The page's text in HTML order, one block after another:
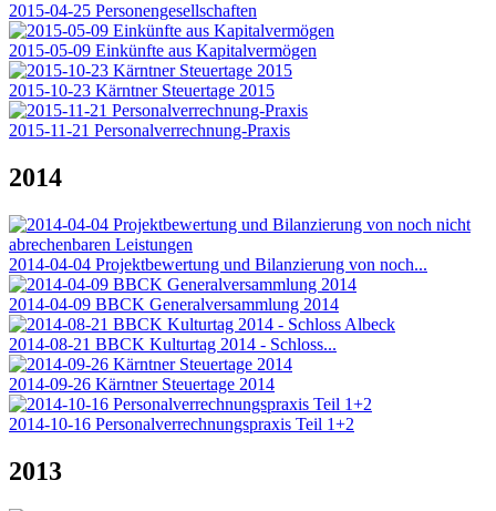
2015-04-25 Personengesellschaften
2015-05-09 Einkünfte aus Kapitalvermögen
2015-10-23 Kärntner Steuertage 2015
2015-11-21 Personalverrechnung-Praxis
2014
2014-04-04 Projektbewertung und Bilanzierung von noch...
2014-04-09 BBCK Generalversammlung 2014
2014-08-21 BBCK Kulturtag 2014 - Schloss...
2014-09-26 Kärntner Steuertage 2014
2014-10-16 Personalverrechnungspraxis Teil 1+2
2013